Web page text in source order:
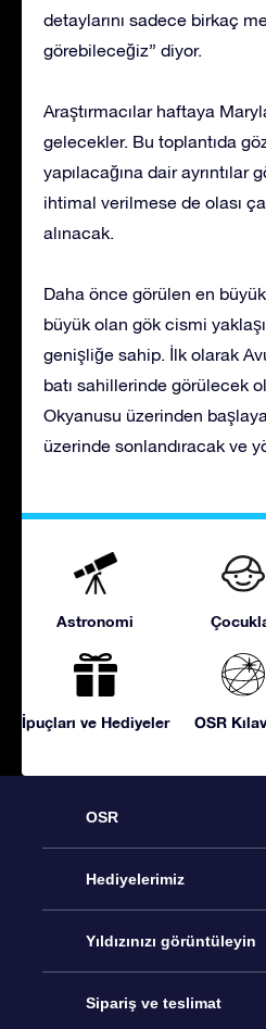
detaylarını sadece birkaç
görebileceğiz” diyor.
Araştırmacılar haftaya
gelecekler. Bu toplantıda
yapılacağına dair ayrıntılar
ihtimal verilmese de olası
alınacak.
Daha önce görülen en
büyük olan gök cismi
genişliğe sahip. İlk olarak
batı sahillerinde görülecek
Okyanusu üzerinden
üzerinde sonlandıracak ve
Astronomi
İpuçları ve Hediyeler OSR
OSR
Hizmet
İletişim
Blogu
Hediyelerimiz
Çevrimiçi Yıldız Hediyesi
OSR Hediye Paketi
Yıldızınızı görüntüleyin
Star Register
Sipariş ve teslimat